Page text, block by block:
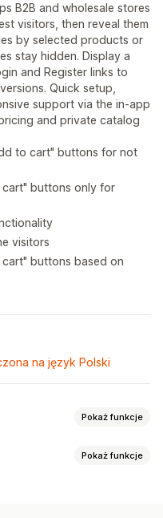
B2B and wholesale stores
visitors, then reveal them
by selected products or
stay hidden. Display a
and Register links to
Quick setup,
support via the in-app
and private catalog
to cart" buttons for not
cart" buttons only for
visitors
buttons based on
na język Polski
Pokaż funkcje
Pokaż funkcje